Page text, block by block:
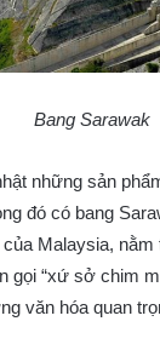
Bang Sarawak
những sản
đó có bang
Malaysia, nằm
gọi “xứ sở chim
văn hóa quan